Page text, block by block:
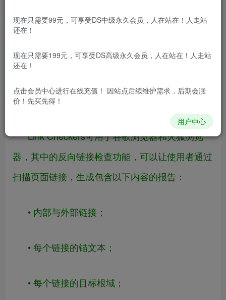
本文将推荐5个强大的网页拓展程序，帮助跨
向与深入分析竞争对手数据。
1、Link Checkers
Link Checkers可用于谷歌浏览器和火狐浏览
器，其中的反向链接检查功能，可以让使用者通过
扫描页面链接，生成包含以下内容的报告：
• 内部与外部链接；
• 每个链接的锚文本；
• 每个链接的目标根域；
现在只需要99元，可享受DS中级永久会员，人在站在！人走站
还在！
现在只需要199元，可享受DS高级永久会员，人在站在！人走站
还在！
点击会员中心进行在线充值！ 因站点后续维护需求，后期会涨
价！先买先得！
用户中心